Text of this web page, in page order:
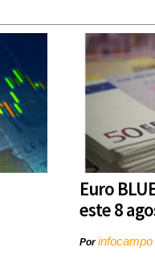
Euro
este 8
Porinfocampo